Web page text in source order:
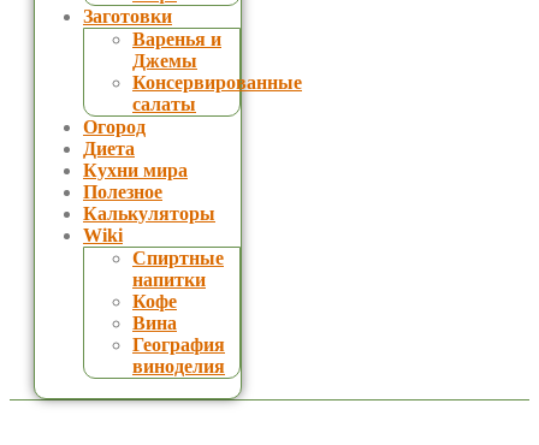
Заготовки
Варенья и
Джемы
Консервированные
салаты
Огород
Диета
Кухни мира
Полезное
Калькуляторы
Wiki
Спиртные
напитки
Кофе
Вина
География
виноделия